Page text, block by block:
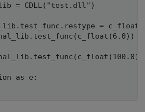
= CDLL("test.dll")
= c_float
as e: